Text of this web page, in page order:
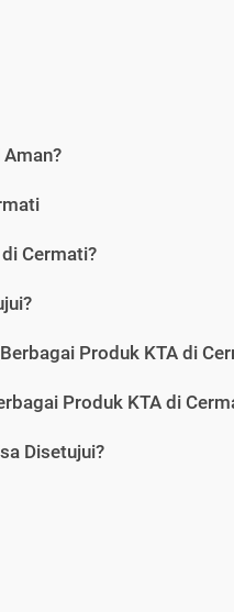
Cermati?
Produk KTA di
Produk KTA di
Disetujui?